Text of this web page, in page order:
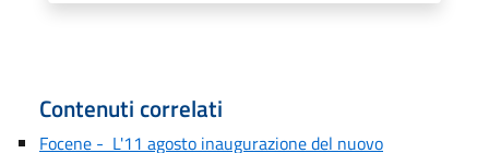
Contenuti correlati
Focene - L'11 agosto inaugurazione del nuovo